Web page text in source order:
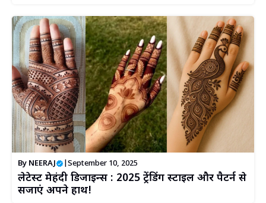
By NEERAJ September 10, 2025
लेटेस्ट मेहंदी डिजाइन्स : 2025 ट्रेंडिंग स्टाइल और पैटर्न से
सजाएं अपने हाथ!